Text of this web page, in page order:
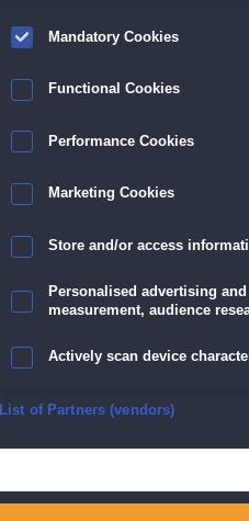
Mandatory Cookies
Functional Cookies
Performance Cookies
Marketing Cookies
Store and/or access
Personalised advertising
measurement, audience
Actively scan device
Ensure security, prevent
List of Partners (vendors)